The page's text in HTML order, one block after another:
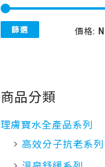
篩選 價格:
商品分類
理膚寶水全產品系列
高效分子抗老系列